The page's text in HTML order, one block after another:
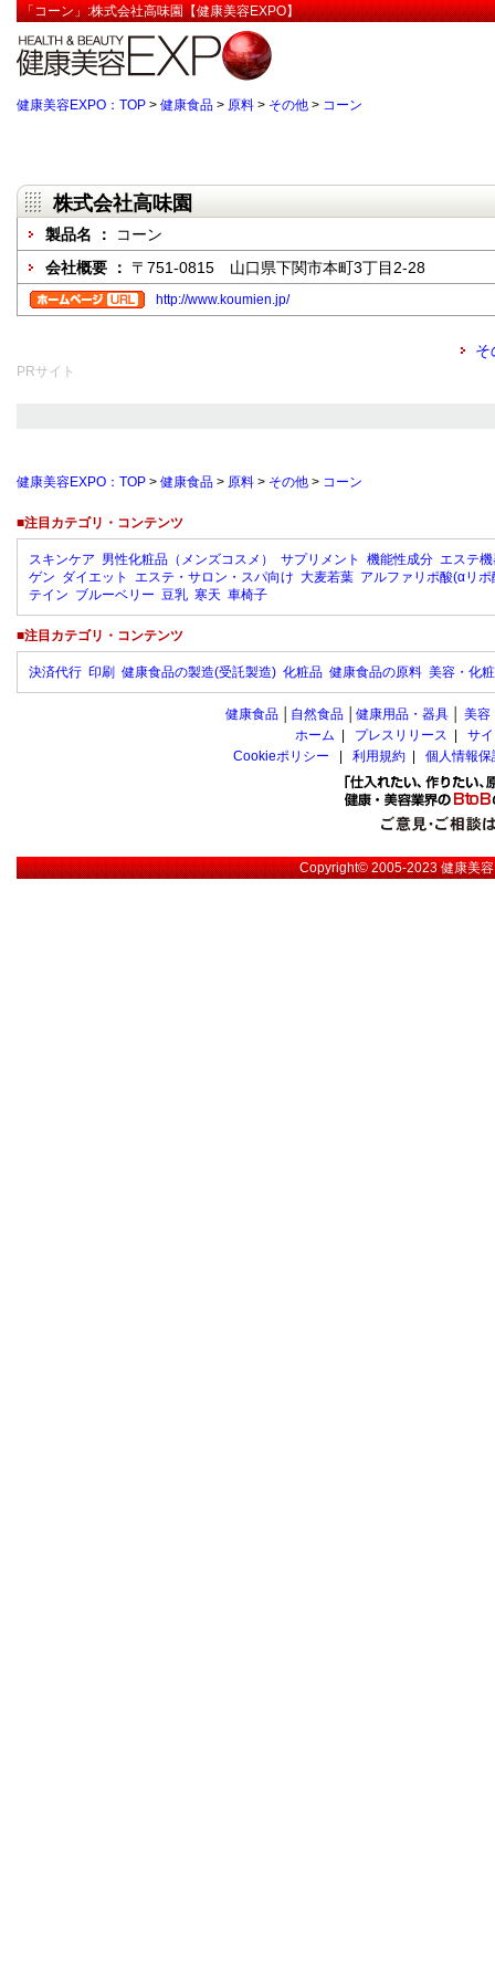
「コーン」:株式会社高味園【健康美容EXPO】
健康美容EXPO：TOP > 健康食品 > 原料 > その他 > コーン
株式会社高味園
製品名 ：
コーン
会社概要 ： 〒751-0815 山口県下関市本町3丁目2-28
http://www.koumien.jp/
そ
PRサイト
健康美容EXPO：TOP > 健康食品 > 原料 > その他 > コーン
■注目カテゴリ・コンテンツ
スキンケア 男性化粧品（メンズコスメ） サプリメント 機能性成分 エステ
ゲン ダイエット エステ・サロン・スパ向け 大麦若葉 アルファリポ酸(αリポ
テイン ブルーベリー 豆乳 寒天 車椅子
■注目カテゴリ・コンテンツ
決済代行 印刷 健康食品の製造(受託製造) 化粧品 健康食品の原料 美容・化
健康食品 自然食品 健康用品・器具 美容
ホーム
プレスリリース
サ
Cookieポリシー
利用規約 個人情報
Copyright© 2005-2023健康美